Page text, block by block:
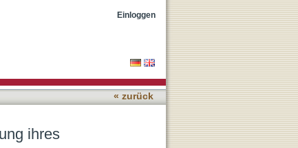
und gutem
Einloggen
« zurück
ihres